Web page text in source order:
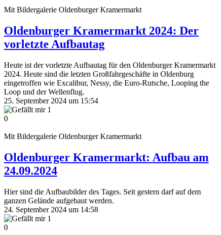
Mit Bildergalerie Oldenburger Kramermarkt
Oldenburger Kramermarkt 2024: Der
vorletzte Aufbautag
Heute ist der vorletzte Aufbautag für den Oldenburger Kramermarkt
2024. Heute sind die letzten Großfahrgeschäfte in Oldenburg
eingetroffen wie Excalibur, Nessy, die Euro-Rutsche, Looping the
Loop und der Wellenflug.
25. September 2024 um 15:54
1
0
Mit Bildergalerie Oldenburger Kramermarkt
Oldenburger Kramermarkt: Aufbau am
24.09.2024
Hier sind die Aufbaubilder des Tages. Seit gestern darf auf dem
ganzen Gelände aufgebaut werden.
24. September 2024 um 14:58
1
0